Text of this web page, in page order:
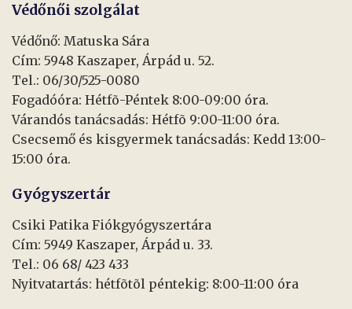
Védőnői szolgálat
Védőnő: Matuska Sára
Cím: 5948 Kaszaper, Árpád u. 52.
Tel.: 06/30/525-0080
Fogadóóra: Hétfõ-Péntek 8:00-09:00 óra.
Várandós tanácsadás: Hétfõ 9:00-11:00 óra.
Csecsemő és kisgyermek tanácsadás: Kedd 13:00-
15:00 óra.
Gyógyszertár
Csiki Patika Fiókgyógyszertára
Cím: 5949 Kaszaper, Árpád u. 33.
Tel.: 06 68/ 423 433
Nyitvatartás: hétfõtõl péntekig: 8:00-11:00 óra